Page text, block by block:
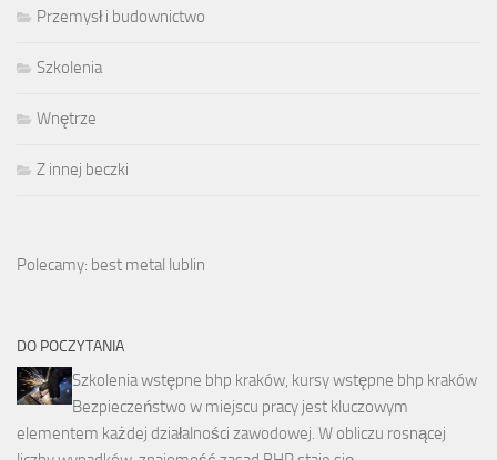
Przemysł i budownictwo
Szkolenia
Wnętrze
Z innej beczki
Polecamy: best metal lublin
DO POCZYTANIA
Szkolenia wstępne bhp kraków, kursy wstępne bhp kraków
Bezpieczeństwo w miejscu pracy jest kluczowym
elementem każdej działalności zawodowej. W obliczu rosnącej